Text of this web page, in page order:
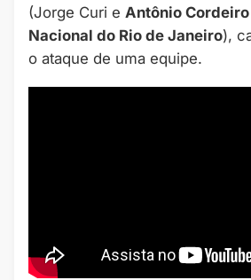
(Jorge Curi e Antônio Cordeiro
Nacional do Rio de Janeiro),
o ataque de uma equipe.